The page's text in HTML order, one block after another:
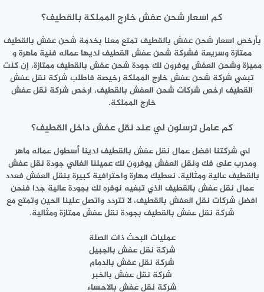
كم اسعار شحن عفش خارج المملكة بالقطيف؟
بأرخص اسعار شحن عفش بالقطيف تمتع معنا بخدمة شحن عفش بالقطيف
ممتازة وسريعة فشركة شحن عفش القطيف لديها عماله فنية ماهرة و
مميزة وشحن العفش يوفرون لك جودة شحن عفش بالقطيف ممتازة، إن كنت
تبغي شركة شحن عفش خارج المملكة رخيصة فاطلب شركة نقل عفش
القطيف ارخص شركات شحن العفش بالقطيف، ارخص شركة نقل عفش
خارج المملكة.
كم عامل ترسلون لي عند نقل عفش داخل القطيف؟
لي شركتنا افضل عمال نقل عفش بالقطيف لدينا أسطول عماله ماهر
ومدرب على فك ونقل العفش يوفرون لك عميلنا الغالي جودة نقل عفش
بالقطيف عالية ومثالية، نعطيك مهارة واحترافية كبيرة بنقل العفش فعدد
عمال نقل عفش بالقطيف الذي تبغيه نوفره لك بجودة عالية جدا فنحن
افضل شركات نقل العفش بالقطيف، لا تتردد واتصل علينا الحين وتمتع مع
شركة نقل عفش بالقطيف بجودة نقل عفش ممتازة ومثالية.
عمليات البحث ذات الصلة
شركة نقل عفش بالجبيل
شركة نقل عفش بالدمام
شركة نقل عفش بالخبر
شركة نقل عفش بالاحساء